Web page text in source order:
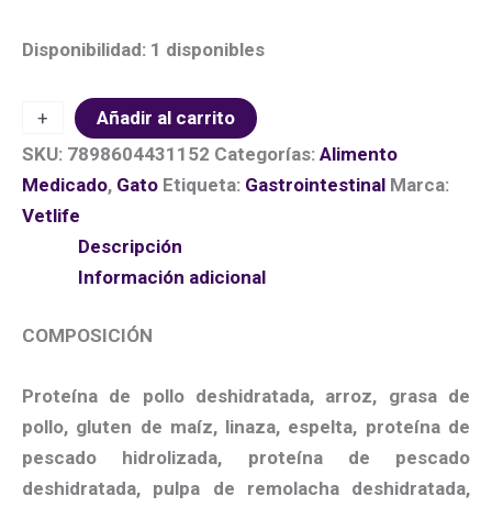
Disponibilidad: 1 disponibles
-
+
Añadir al carrito
SKU: 7898604431152 Categorías: Alimento
Medicado, Gato Etiqueta: Gastrointestinal Marca:
Vetlife
Descripción
Información adicional
COMPOSICIÓN
Proteína de pollo deshidratada, arroz, grasa de
pollo, gluten de maíz, linaza, espelta, proteína de
pescado hidrolizada, proteína de pescado
deshidratada, pulpa de remolacha deshidratada,